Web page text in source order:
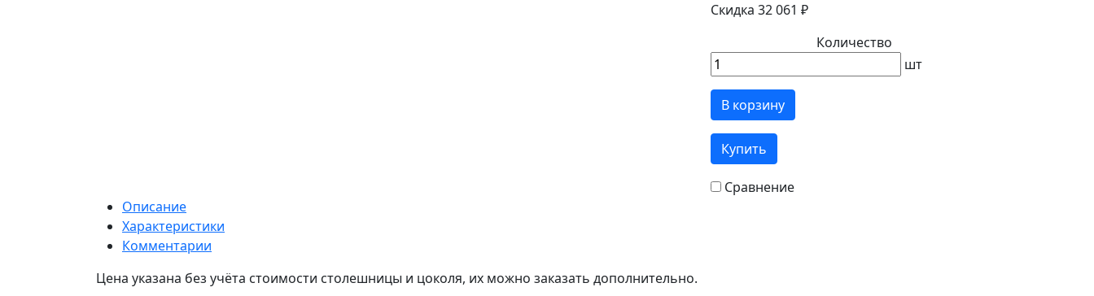
Скидка 32 061 ₽
Количество
шт
В корзину
Купить
Сравнение
Описание
Характеристики
Комментарии
Цена указана без учёта стоимости столешницы и цоколя, их можно заказать дополнительно.